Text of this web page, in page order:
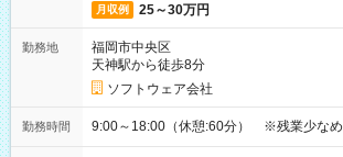
月収例 25～30万円
勤務地
福岡市中央区
天神駅から徒歩8分
ソフトウェア会社
勤務時間 9:00～18:00（休憩:60分） ※残業少なめ